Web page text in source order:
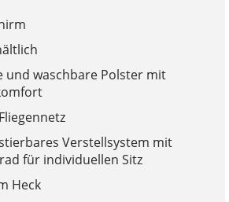
und waschbare Polster mit
Verstellsystem mit
für individuellen Sitz
Heck